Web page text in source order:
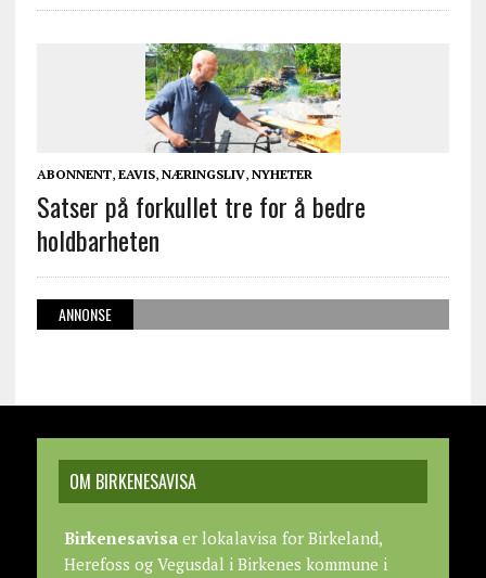
ABONNENT, EAVIS, NÆRINGSLIV, NYHETER
Satser på forkullet tre for å bedre
holdbarheten
ANNONSE
OM BIRKENESAVISA
Birkenesavisaer lokalavisa for Birkeland,
Herefoss og Vegusdal i Birkenes kommune i